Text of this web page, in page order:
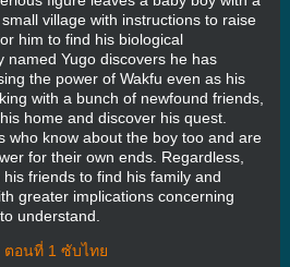
village with instructions to raise
him to find his biological
named Yugo discovers he has
the power of Wakfu even as his
with a bunch of newfound friends,
home and discover his quest.
who know about the boy too and are
for their own ends. Regardless,
friends to find his family and
greater implications concerning
understand.
ตอนที่ 1 ซับไทย